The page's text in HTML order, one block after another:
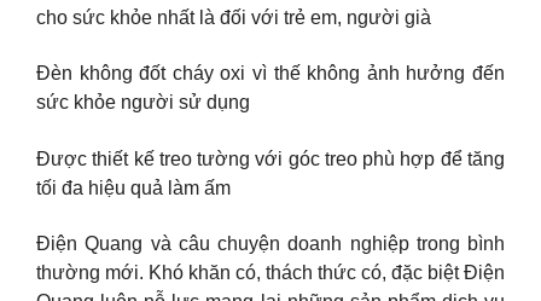
cho sức khỏe nhất là đối với trẻ em, người già
Đèn không đốt cháy oxi vì thế không ảnh hưởng đến
sức khỏe người sử dụng
Được thiết kế treo tường với góc treo phù hợp để tăng
tối đa hiệu quả làm ấm
Điện Quang và câu chuyện doanh nghiệp trong bình
thường mới. Khó khăn có, thách thức có, đặc biệt Điện